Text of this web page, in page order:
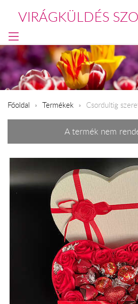
VIRÁGKÜLDÉS
Főoldal Termékek Csordultig
A termék nem